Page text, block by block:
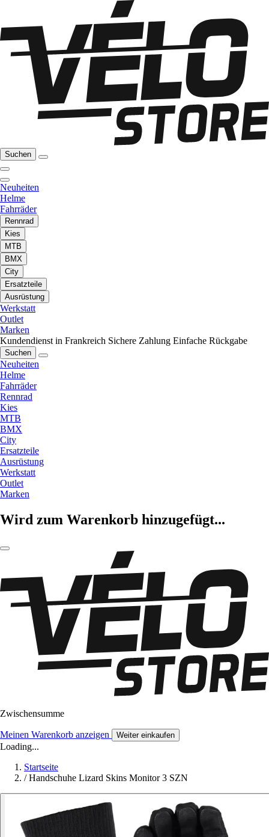
Suchen
Neuheiten
Helme
Fahrräder
Rennrad
Kies
MTB
BMX
City
Ersatzteile
Ausrüstung
Werkstatt
Outlet
Marken
Kundendienst in Frankreich Sichere Zahlung Einfache Rückgabe
Suchen
Neuheiten
Helme
Fahrräder
Rennrad
Kies
MTB
BMX
City
Ersatzteile
Ausrüstung
Werkstatt
Outlet
Marken
Wird zum Warenkorb hinzugefügt...
Zwischensumme
Meinen Warenkorb anzeigen Weiter einkaufen
Loading...
Startseite
/ Handschuhe Lizard Skins Monitor 3 SZN